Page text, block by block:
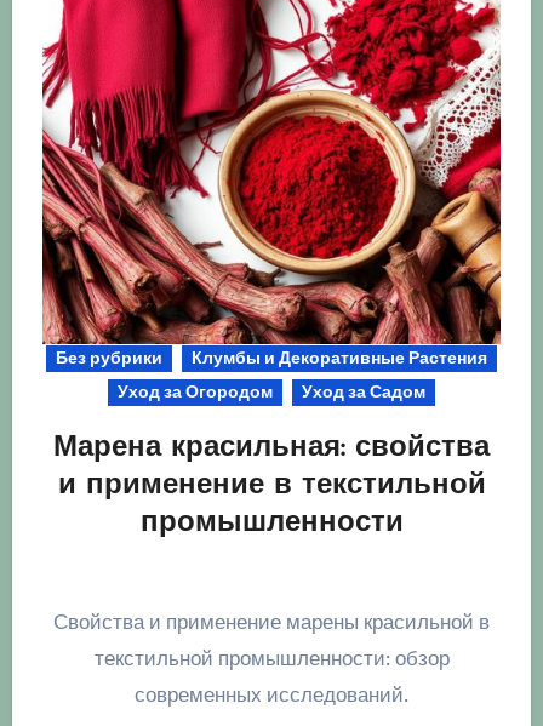
Без рубрики
Клумбы и Декоративные Растения
Уход за Огородом
Уход за Садом
Марена красильная: свойства
и применение в текстильной
промышленности
Свойства и применение марены красильной в
текстильной промышленности: обзор
современных исследований.